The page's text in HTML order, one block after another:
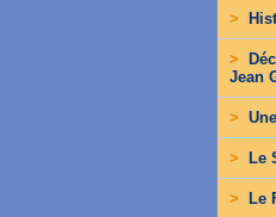
>
>
Jean
>
> Le
> Le